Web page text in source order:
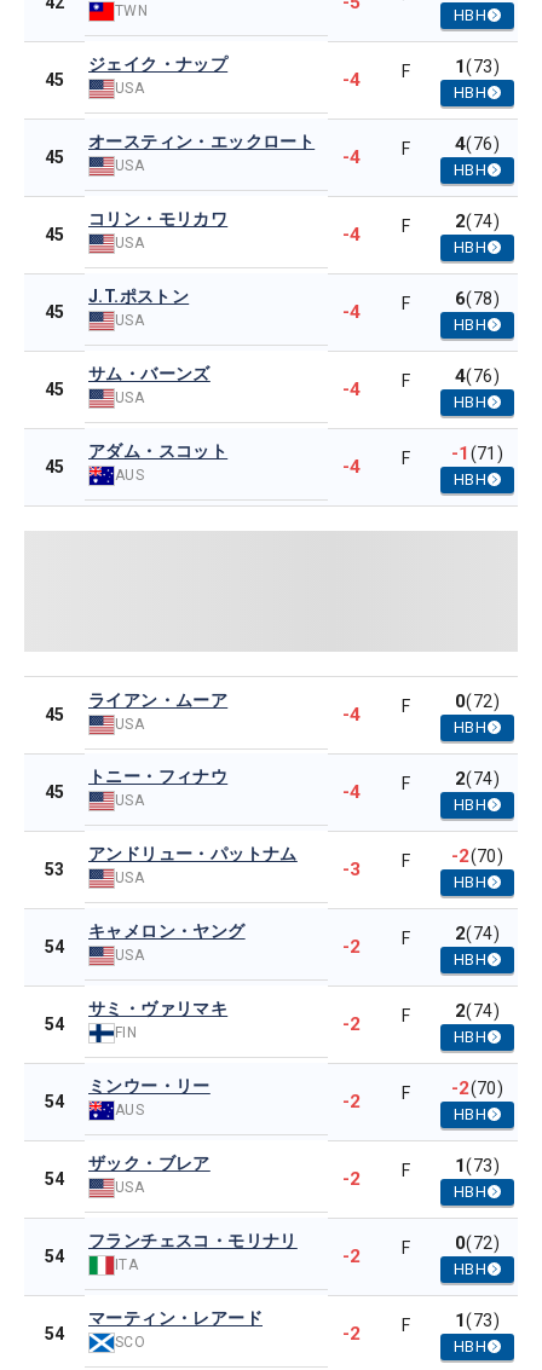
TWN HBH
45
ジェイク・ナップ
USA -4 F 1(73)
HBH
45
オースティン・エックロート
USA -4 F 4(76)
HBH
45
コリン・モリカワ
USA -4 F 2(74)
HBH
45
J.T.ポストン
USA -4 F 6(78)
HBH
45
サム・バーンズ
USA -4 F 4(76)
HBH
45
アダム・スコット
AUS -4 F -1(71)
HBH
45
ライアン・ムーア
USA -4 F 0(72)
HBH
45
トニー・フィナウ
USA -4 F 2(74)
HBH
53
アンドリュー・パットナム
USA -3 F -2(70)
HBH
54
キャメロン・ヤング
USA -2 F 2(74)
HBH
54
サミ・ヴァリマキ
FIN -2 F 2(74)
HBH
54
ミンウー・リー
AUS -2 F -2(70)
HBH
54
ザック・ブレア
USA -2 F 1(73)
HBH
54
フランチェスコ・モリナリ
ITA -2 F 0(72)
HBH
54
マーティン・レアード
SCO -2 F 1(73)
HBH